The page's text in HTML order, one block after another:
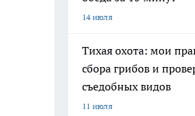
14 июля
Тихая охота: мои
сбора грибов и
съедобных видов
11 июля